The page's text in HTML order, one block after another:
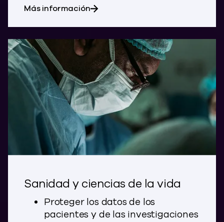
Más informaciónsobre los servicios financieros
Sanidad y ciencias de la vida
Proteger los datos de los
pacientes y de las investigaciones